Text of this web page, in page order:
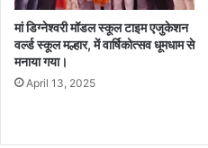
गि
ता
ओं
में
शा
प्र
मां डिग्नेश्वरी मॉडल स्कूल टाइम एजुकेशन
वर्ल्ड स्कूल मल्हार, में वार्षिकोत्सव धूमधाम से
मनाया गया।
April 13, 2025